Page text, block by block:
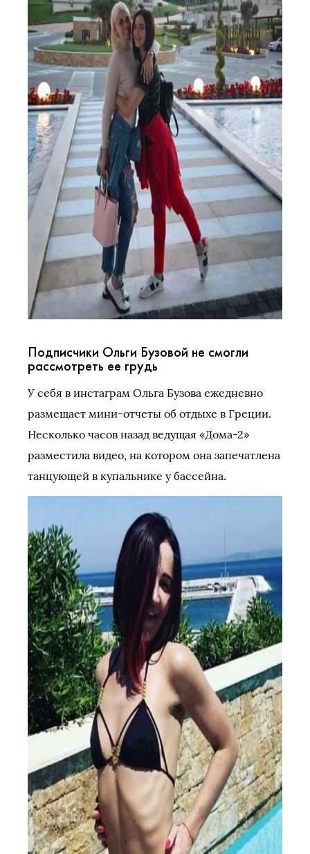
Подписчики Ольги Бузовой не смогли
рассмотреть ее грудь
У себя в инстаграм Ольга Бузова ежедневно
размещает мини-отчеты об отдыхе в Греции.
Несколько часов назад ведущая «Дома-2»
разместила видео, на котором она запечатлена
танцующей в купальнике у бассейна.